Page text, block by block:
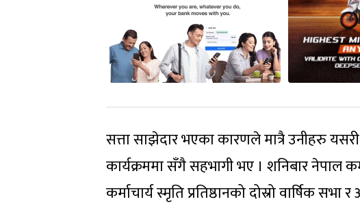
सत्ता साझेदार भएका कारणले मात्रै उनीहरु
कार्यक्रममा सँगै सहभागी भए । शनिबार नेपाल
कर्माचार्य स्मृति प्रतिष्ठानको दोस्रो वार्षिक